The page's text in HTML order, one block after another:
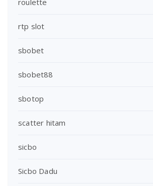
rtp slot
sbobet
sbobet88
sbotop
scatter hitam
sicbo
Sicbo Dadu